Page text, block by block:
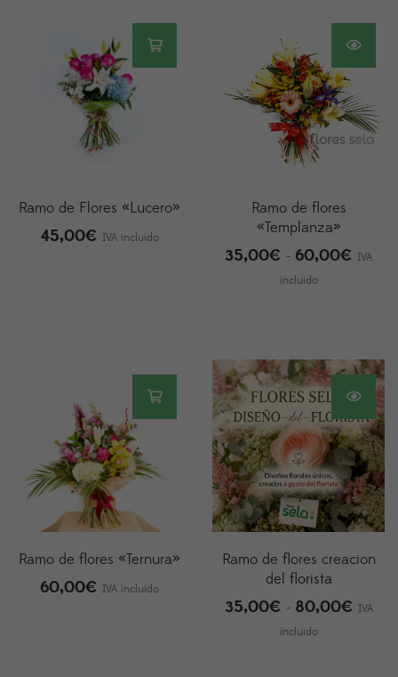
Ramo de Flores «Lucero»
45,00€ IVA incluido
Ramo de flores
«Templanza»
35,00€ - 60,00€ Rango
hasta
IVA
incluido
Ramo de flores «Ternura»
60,00€ IVA incluido
Ramo de flores creacion
del florista
35,00€ - 80,00€ Rango
IVA
incluido